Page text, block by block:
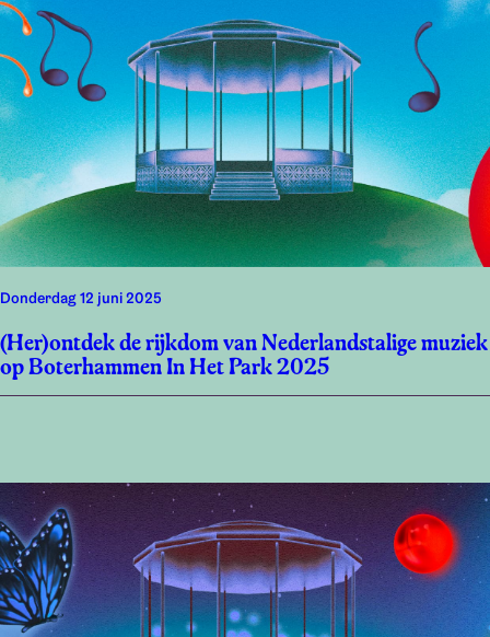
donderdag 12 juni 2025
(Her)ontdek de rijkdom van Nederlandstalige muziek
op Boterhammen In Het Park 2025